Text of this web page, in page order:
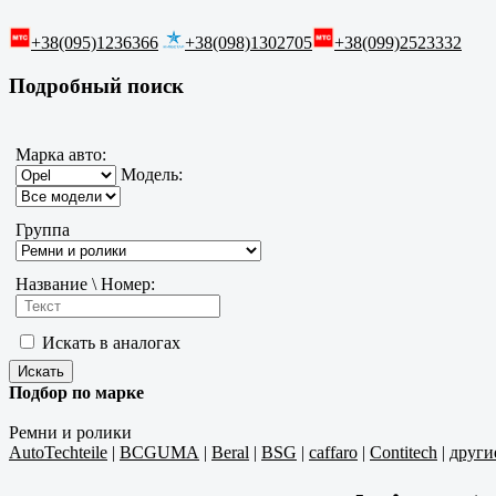
+38(095)1236366 +38(098)1302705 +38(099)2523332
Подробный поиск
Марка авто:
Модель:
Группа
Название \ Номер:
Искать в аналогах
Подбор по марке
Ремни и ролики
AutoTechteile | BCGUMA | Beral | BSG | caffaro | Contitech |